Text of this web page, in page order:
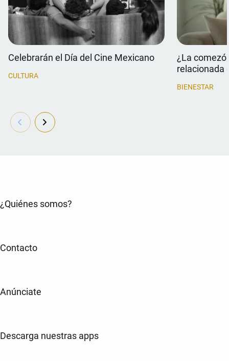
Celebrarán el Día del Cine Mexicano
CULTURA
¿La
relacionada
BIENESTAR
¿Quiénes somos?
Contacto
Anúnciate
Descarga nuestras apps